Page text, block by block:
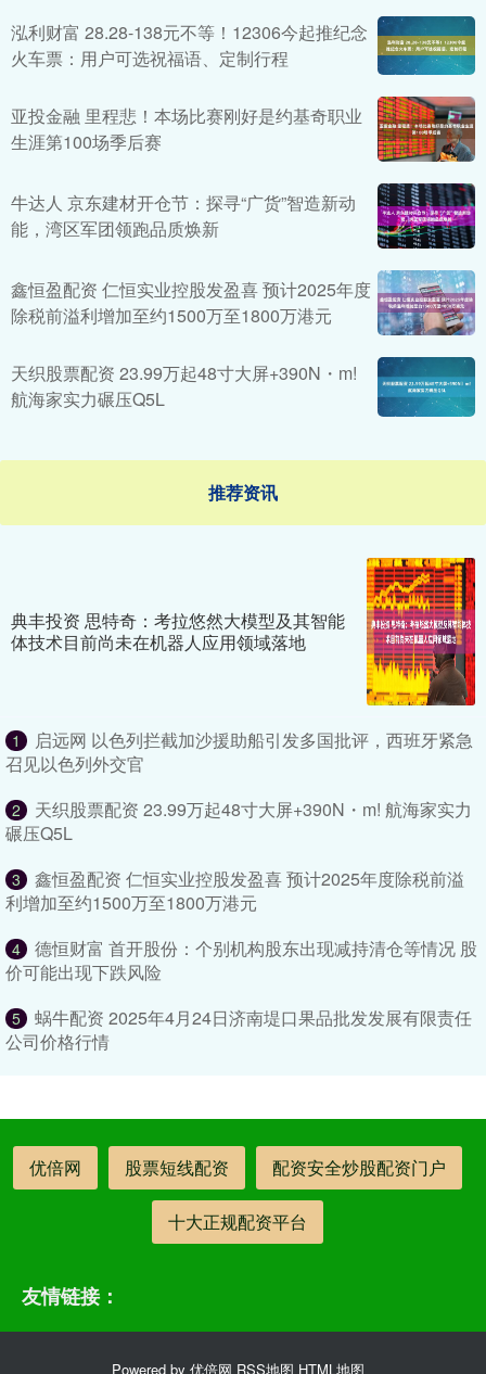
泓利财富 28.28-138元不等！12306今起推纪念
火车票：用户可选祝福语、定制行程
亚投金融 里程悲！本场比赛刚好是约基奇职业
生涯第100场季后赛
牛达人 京东建材开仓节：探寻“广货”智造新动
能，湾区军团领跑品质焕新
鑫恒盈配资 仁恒实业控股发盈喜 预计2025年度
除税前溢利增加至约1500万至1800万港元
天织股票配资 23.99万起48寸大屏+390N・m!
航海家实力碾压Q5L
推荐资讯
典丰投资 思特奇：考拉悠然大模型及其智能
体技术目前尚未在机器人应用领域落地
1
启远网 以色列拦截加沙援助船引发多国批评，西班牙紧急
召见以色列外交官
2
天织股票配资 23.99万起48寸大屏+390N・m! 航海家实力
碾压Q5L
3
鑫恒盈配资 仁恒实业控股发盈喜 预计2025年度除税前溢
利增加至约1500万至1800万港元
4
德恒财富 首开股份：个别机构股东出现减持清仓等情况 股
价可能出现下跌风险
5
蜗牛配资 2025年4月24日济南堤口果品批发发展有限责任
公司价格行情
优倍网 股票短线配资 配资安全炒股配资门户
十大正规配资平台
友情链接：
Powered by 优倍网 RSS地图 HTML地图